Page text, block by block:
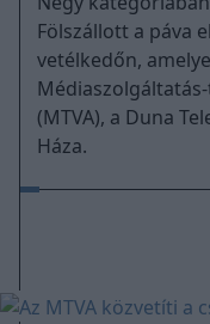
Fölszállott a páva
vetélkedőn,
(MTVA), a Duna
Háza.